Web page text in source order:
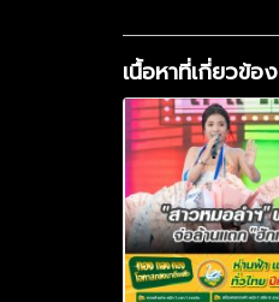
เนื้อหาที่เกี่ยวข้อง